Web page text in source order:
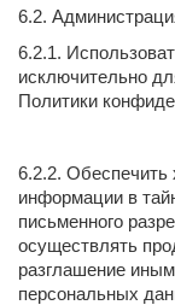
6.2.
6.2.1.
исключительно
Политики
6.2.2. Обеспечить
информации в
письменного
осуществлять
разглашение
персональных